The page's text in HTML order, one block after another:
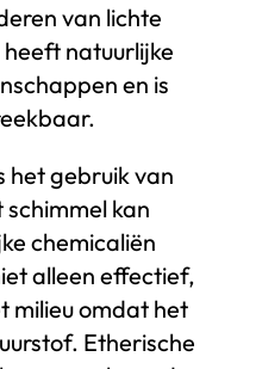
van lichte
natuurlijke
en is
het gebruik van
kan
chemicaliën
alleen effectief,
milieu omdat het
Etherische